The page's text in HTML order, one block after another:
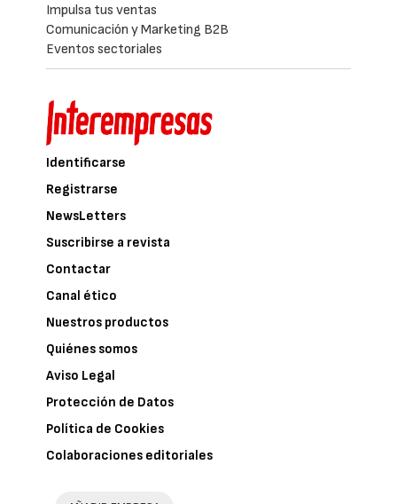
Impulsa tus ventas
Comunicación y Marketing B2B
Eventos sectoriales
Identificarse
Registrarse
NewsLetters
Suscribirse a revista
Contactar
Canal ético
Nuestros productos
Quiénes somos
Aviso Legal
Protección de Datos
Política de Cookies
Colaboraciones editoriales